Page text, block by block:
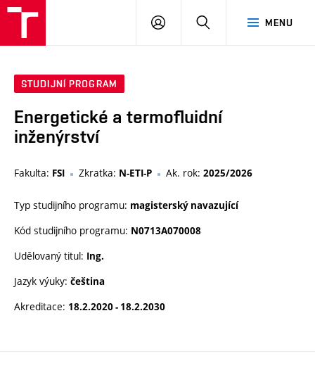
MENU
PŘIHLÁSIT
STUDIJNÍ PROGRAM
Energetické a termofluidní
inženýrství
Fakulta: FSI Zkratka: N-ETI-P Ak. rok: 2025/2026
Typ studijního programu: magisterský navazující
Kód studijního programu: N0713A070008
Udělovaný titul: Ing.
Jazyk výuky: čeština
Akreditace: 18.2.2020 - 18.2.2030